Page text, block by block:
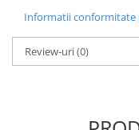
Informatii conformitate
Review-uri(0)